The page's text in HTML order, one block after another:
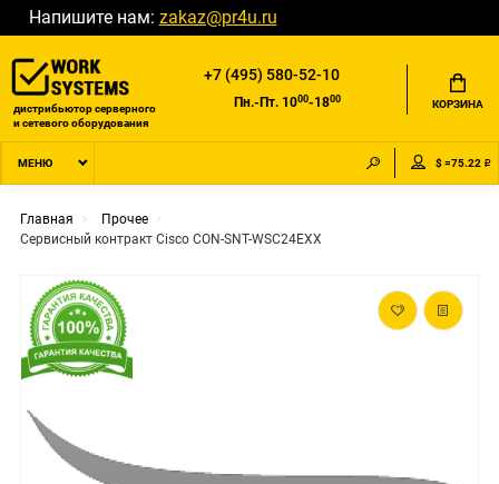
Напишите нам: zakaz@pr4u.ru
дистрибьютор серверного
и сетевого оборудования
+7 (495) 580-52-10
Пн.-Пт. 1000-1800 КОРЗИНА
МЕНЮ $ =75.22 ₽
Главная
Прочее
Сервисный контракт Cisco CON-SNT-WSC24EXX